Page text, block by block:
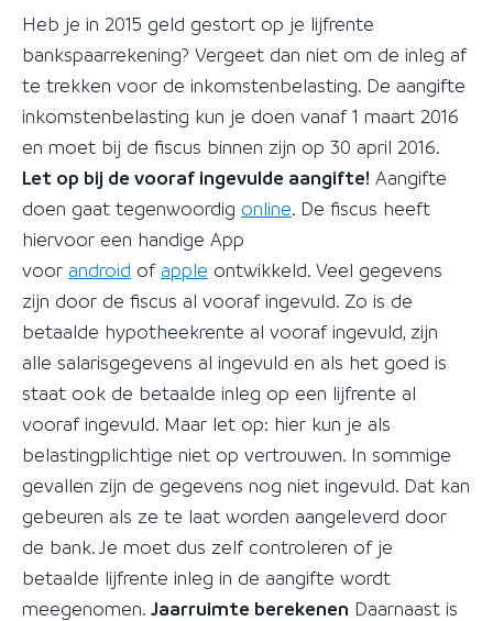
Heb je in 2015 geld gestort op je lijfrente
bankspaarrekening? Vergeet dan niet om de inleg af
te trekken voor de inkomstenbelasting. De aangifte
inkomstenbelasting kun je doen vanaf 1 maart 2016
en moet bij de fiscus binnen zijn op 30 april 2016.
Let op bij de vooraf ingevulde aangifte! Aangifte
doen gaat tegenwoordig online. De fiscus heeft
hiervoor een handige App
voor android of apple ontwikkeld. Veel gegevens
zijn door de fiscus al vooraf ingevuld. Zo is de
betaalde hypotheekrente al vooraf ingevuld, zijn
alle salarisgegevens al ingevuld en als het goed is
staat ook de betaalde inleg op een lijfrente al
vooraf ingevuld. Maar let op: hier kun je als
belastingplichtige niet op vertrouwen. In sommige
gevallen zijn de gegevens nog niet ingevuld. Dat kan
gebeuren als ze te laat worden aangeleverd door
de bank. Je moet dus zelf controleren of je
betaalde lijfrente inleg in de aangifte wordt
meegenomen. Jaarruimte berekenen Daarnaast is